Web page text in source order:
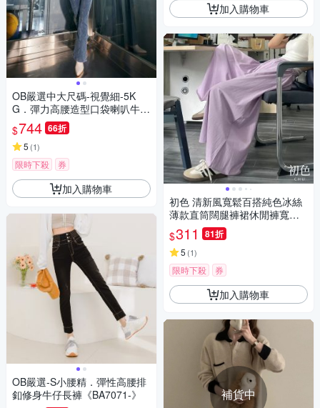
OB嚴選中大尺碼-視覺細-5K
G．彈力高腰造型口袋喇叭牛仔
顯瘦褲《BA7587》
$744 66折
5 (1)
限時下殺 券
加入購物車
OB嚴選-S小腰精．彈性高腰排
釦修身牛仔長褲《BA7071-》
加入購物車
初色 清新風寬鬆百搭純色冰絲
薄款直筒闊腿褲裙休閒褲寬褲
長褲-共8色-13307(M-XL可選)
$311 81折
5 (1)
限時下殺 券
加入購物車
補貨中